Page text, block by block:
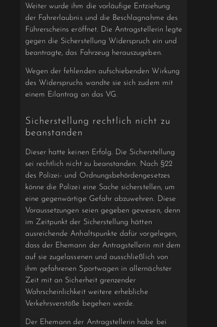
Weiter wurde ihm die vorläufige Entziehung
der Fahrerlaubnis und die Beschlagnahme des
Führerscheins eröffnet. Die Antragstellerin legte
gegen die Sicherstellung Widerspruch ein und
beantragte, das Fahrzeug herauszugeben.
Wegen der fehlenden aufschiebenden Wirkung
des Widerspruchs wandte sie sich zudem mit
einem Eilantrag an das VG.
Sicherstellung rechtlich nicht zu
beanstanden
Dieser hatte keinen Erfolg. Die Sicherstellung
sei rechtlich nicht zu beanstanden. Nach §22
des Polizei- und Ordnungsbehördengesetzes
könne die Polizei eine Sache sicherstellen, um
eine gegenwärtige Gefahr abzuwehren. Diese
Voraussetzungen seien gegeben gewesen, denn
im Zeitpunkt der Sicherstellung hätten
ausreichende Anhaltspunkte dafür vorgelegen,
dass der Ehemann der Antragstellerin mit dem
auf sie zugelassenen und ausschließlich von
ihm gefahrenen Sportwagen in allernächster
Zeit mit an Sicherheit grenzender
Wahrscheinlichkeit weitere erhebliche
Verkehrsverstöße begehen werde.
Der Ehemann der Antragstellerin habe bei